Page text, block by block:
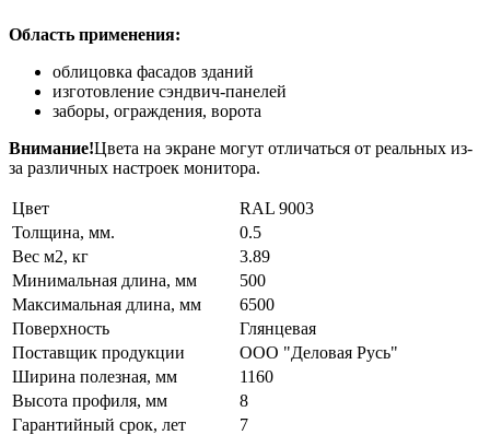
Область применения:
облицовка фасадов зданий
изготовление сэндвич-панелей
заборы, ограждения, ворота
Внимание!Цвета на экране могут отличаться от реальных из-
за различных настроек монитора.
Цвет
RAL 9003
Толщина, мм.
0.5
Вес м2, кг
3.89
Минимальная длина, мм
500
Максимальная длина, мм
6500
Поверхность
Глянцевая
Поставщик продукции
ООО "Деловая Русь"
Ширина полезная, мм
1160
Высота профиля, мм
8
Гарантийный срок, лет
7